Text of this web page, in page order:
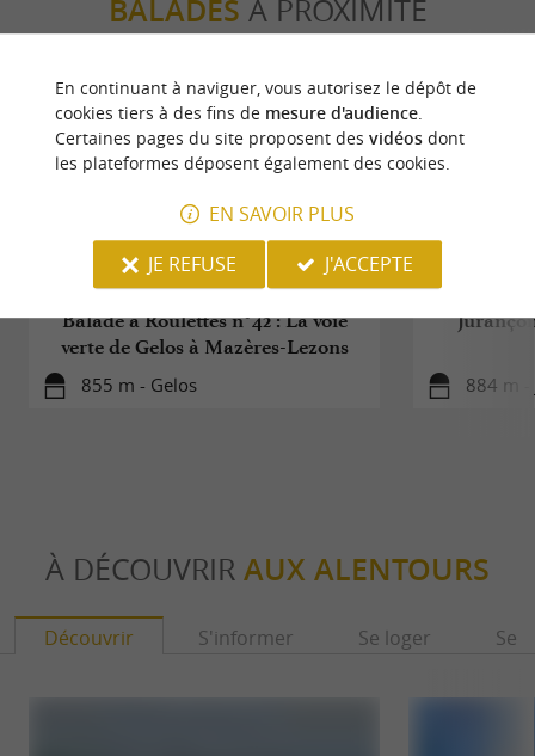
Entre amis, en famille, en amoureux ou entre
artisans passionnés:
Minj’Apéro – 10 octobre
Marché de Noël – 14 et 15 décembre
Salon de l’Habitat – 21, 22 et 23 mars
Cour & Broc – 14 et 15 juin
Food-trucks, musique et bonne humeur
toujours au rendez-vous : l’assurance de passer
une belle journée, bien entouré.
BALADES À PROXIMITÉ
Balade à Roulettes n°42 : La voie
verte de Gelos à Mazères-Lezons
855 m - Gelos 884 m -
À DÉCOUVRIR AUX ALENTOURS
Découvrir S'informer Se loger Se
En continuant à naviguer, vous autorisez le dépôt de
cookies tiers à des fins de mesure d'audience.
Certaines pages du site proposent des vidéosdont
les plateformes déposent également des cookies.
EN SAVOIR PLUS
JE REFUSE
J'ACCEPTE